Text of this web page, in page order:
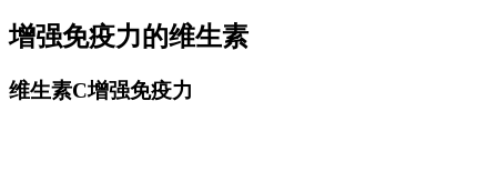
增强免疫力的维生素
维生素C增强免疫力